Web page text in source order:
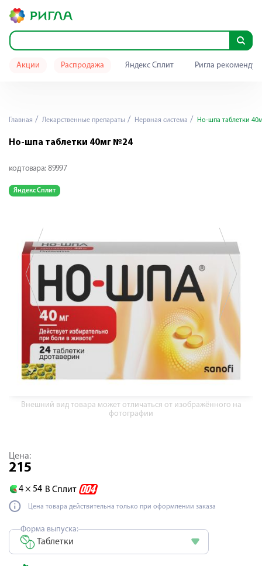
Акции Распродажа Яндекс Сплит Ригла
Главная Лекарственные препараты Нервная система Но-шпа таблетки
Но-шпа таблетки 40мг №24
код товара: 89997
Яндекс Сплит
Внешний вид товара может отличаться от изображённого на
фотографии
Цена:
215
4 × 54 В Сплит
Цена товара действительна только при оформлении заказа
Форма выпуска:
Таблетки